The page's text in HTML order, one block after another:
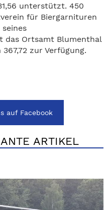
unterstützt. 450
für Biergarnituren
das Ortsamt Blumenthal
zur Verfügung.
auf Facebook
ARTIKEL